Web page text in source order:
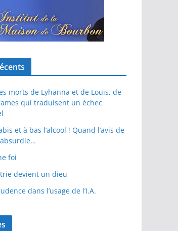
morts de Lyhanna et de Louis, de
qui traduisent un échec
et à bas l’alcool ! Quand l’avis de
foi
devient un dieu
dans l’usage de l’I.A.